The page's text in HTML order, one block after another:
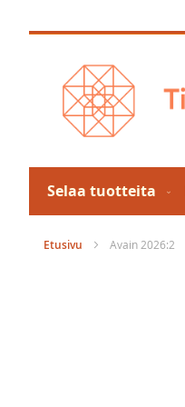
to
Selaa tuotteita
Etusivu Avain 2026:2